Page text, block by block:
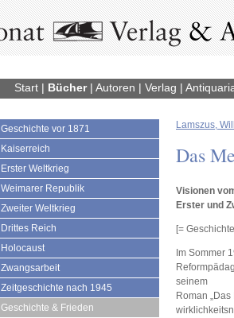
Start| Bücher| Autoren | Verlag |
Geschichte vor 1871
Kaiserreich
Erster Weltkrieg
Weimarer Republik
Zweiter Weltkrieg
Drittes Reich
Holocaust
Zwangsarbeit
Zeitgeschichte nach 1945
Geschichte & Frieden
Lamszus,
Das
Visionen
Erster und
[=
Im Sommer
seinem
Roman